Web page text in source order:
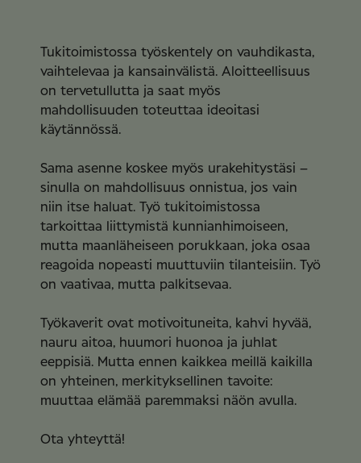
Tukitoimistossa työskentely on vauhdikasta,
vaihtelevaa ja kansainvälistä. Aloitteellisuus
on tervetullutta ja saat myös
mahdollisuuden toteuttaa ideoitasi
käytännössä.
Sama asenne koskee myös urakehitystäsi –
sinulla on mahdollisuus onnistua, jos vain
niin itse haluat. Työ tukitoimistossa
tarkoittaa liittymistä kunnianhimoiseen,
mutta maanläheiseen porukkaan, joka osaa
reagoida nopeasti muuttuviin tilanteisiin. Työ
on vaativaa, mutta palkitsevaa.
Työkaverit ovat motivoituneita, kahvi hyvää,
nauru aitoa, huumori huonoa ja juhlat
eeppisiä. Mutta ennen kaikkea meillä kaikilla
on yhteinen, merkityksellinen tavoite:
muuttaa elämää paremmaksi näön avulla.
Ota yhteyttä!